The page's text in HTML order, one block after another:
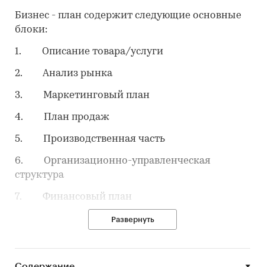
Бизнес - план содержит следующие основные
блоки:
1. Описание товара/услуги
2. Анализ рынка
3. Маркетинговый план
4. План продаж
5. Производственная часть
6. Организационно-управленческая
структура
7. Финансовый план
8. Организационный план осуществления
Развернуть